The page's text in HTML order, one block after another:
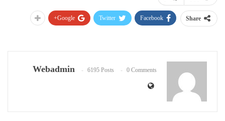
Share
Facebook
Twitter
Google+
Webadmin 6195 Posts 0 Comments